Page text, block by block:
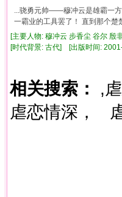
...骁勇元帅——穆冲云是雄霸一
一霸业的工具罢了！ 直到那个楚
[主要人物: 穆冲云 步香尘 谷尔
[时代背景: 古代] [出版时间:
相关搜索： ,
虐恋情深，